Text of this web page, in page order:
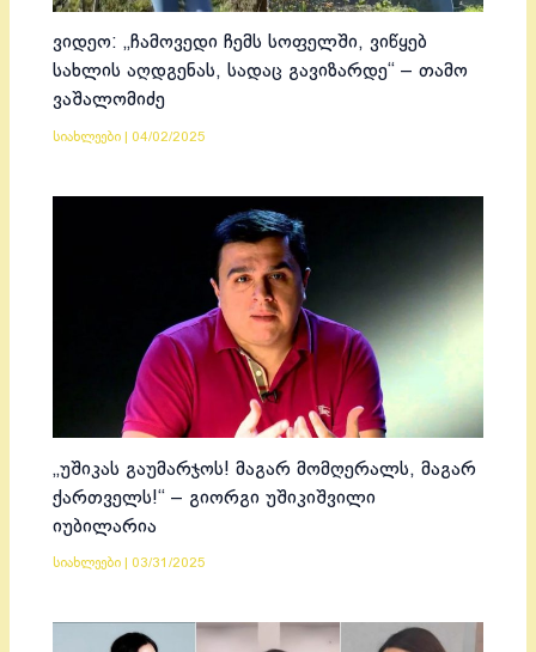
ვიდეო: „ჩამოვედი ჩემს სოფელში, ვიწყებ
სახლის აღდგენას, სადაც გავიზარდე“ – თამო
ვაშალომიძე
სიახლეები 04/02/2025
„უშიკას გაუმარჯოს! მაგარ მომღერალს, მაგარ
ქართველს!“ – გიორგი უშიკიშვილი
იუბილარია
სიახლეები 03/31/2025